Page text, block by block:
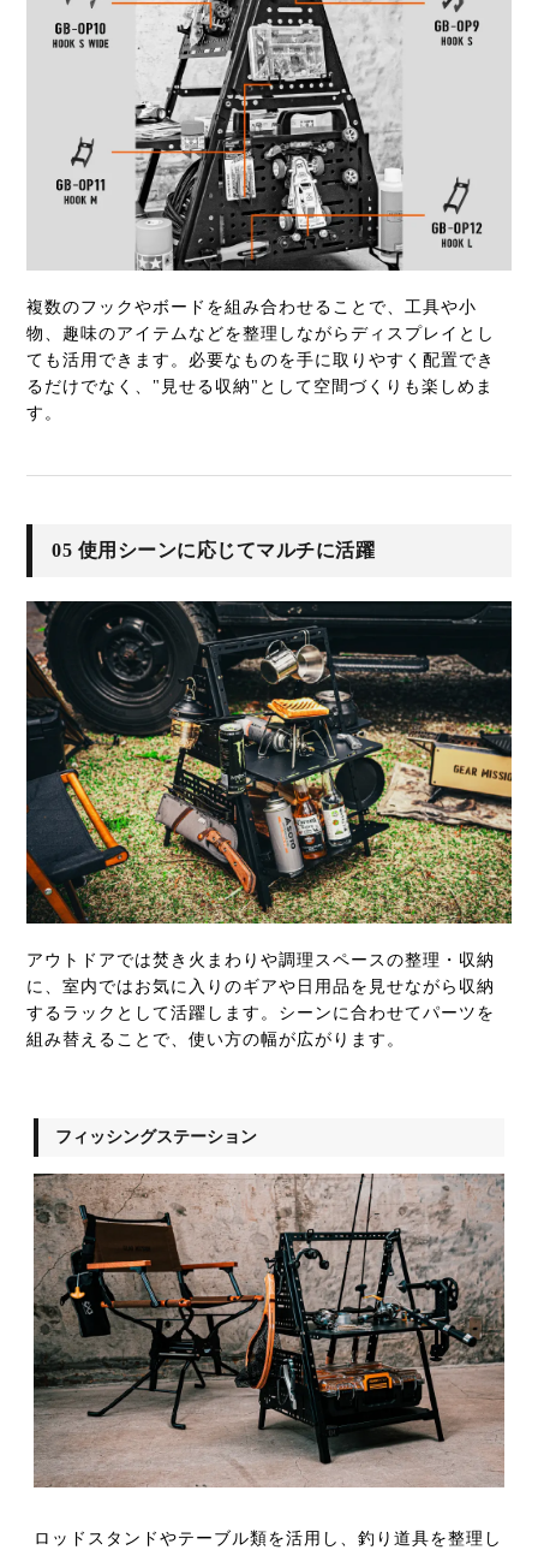
複数のフックやボードを組み合わせることで、工具や小
物、趣味のアイテムなどを整理しながらディスプレイとし
ても活用できます。必要なものを手に取りやすく配置でき
るだけでなく、"見せる収納"として空間づくりも楽しめま
す。
05 使用シーンに応じてマルチに活躍
アウトドアでは焚き火まわりや調理スペースの整理・収納
に、室内ではお気に入りのギアや日用品を見せながら収納
するラックとして活躍します。シーンに合わせてパーツを
組み替えることで、使い方の幅が広がります。
フィッシングステーション
ロッドスタンドやテーブル類を活用し、釣り道具を整理し